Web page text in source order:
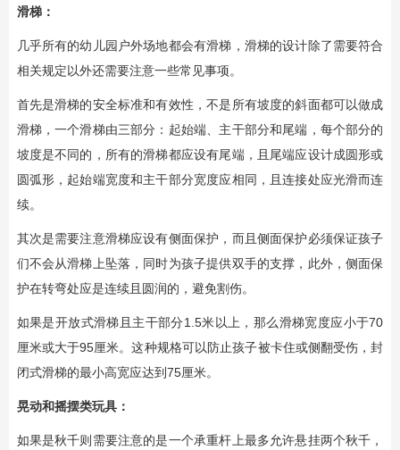
滑梯：
几乎所有的幼儿园户外场地都会有滑梯，滑梯的设计除了需要符合
相关规定以外还需要注意一些常见事项。
首先是滑梯的安全标准和有效性，不是所有坡度的斜面都可以做成
滑梯，一个滑梯由三部分：起始端、主干部分和尾端，每个部分的
坡度是不同的，所有的滑梯都应设有尾端，且尾端应设计成圆形或
圆弧形，起始端宽度和主干部分宽度应相同，且连接处应光滑而连
续。
其次是需要注意滑梯应设有侧面保护，而且侧面保护必须保证孩子
们不会从滑梯上坠落，同时为孩子提供双手的支撑，此外，侧面保
护在转弯处应是连续且圆润的，避免割伤。
如果是开放式滑梯且主干部分1.5米以上，那么滑梯宽度应小于70
厘米或大于95厘米。这种规格可以防止孩子被卡住或侧翻受伤，封
闭式滑梯的最小高宽应达到75厘米。
晃动和摇摆类玩具：
如果是秋千则需要注意的是一个承重杆上最多允许悬挂两个秋千，